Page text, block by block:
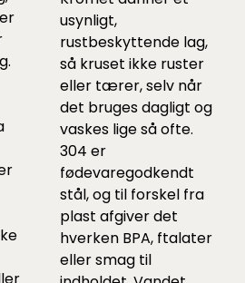
usynligt,
rustbeskyttende lag,
så kruset ikke ruster
eller tærer, selv når
det bruges dagligt og
vaskes lige så ofte.
304 er
fødevaregodkendt
stål, og til forskel fra
plast afgiver det
hverken BPA, ftalater
eller smag til